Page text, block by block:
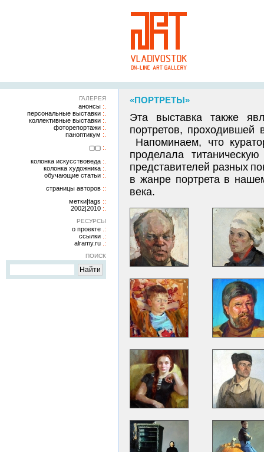
ГАЛЕРЕЯ
анонсы
персональные выставки
коллективные выставки
фоторепортажи
паноптикум
▢▢
колонка искусствоведа
колонка художника
обучающие статьи
страницы авторов
метки|tags
2002|2010
РЕСУРСЫ
о проекте
ссылки
alramy.ru
ПОИСК
«ПОРТРЕТЫ»
Эта выставка также
портретов, проходившей
Напоминаем, что
проделала
представителей разных
в жанре портрета в
века.